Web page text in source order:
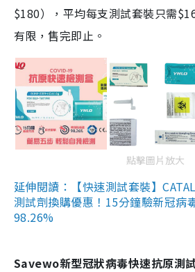
$180），平均每支測試套裝只需
有限，售完即止。
點擊圖片放大
延伸閱讀：【快速測試套裝】
測試劑換購優惠！15分鐘驗新冠病
98.26%
Savewo新型冠狀病毒快速抗原測